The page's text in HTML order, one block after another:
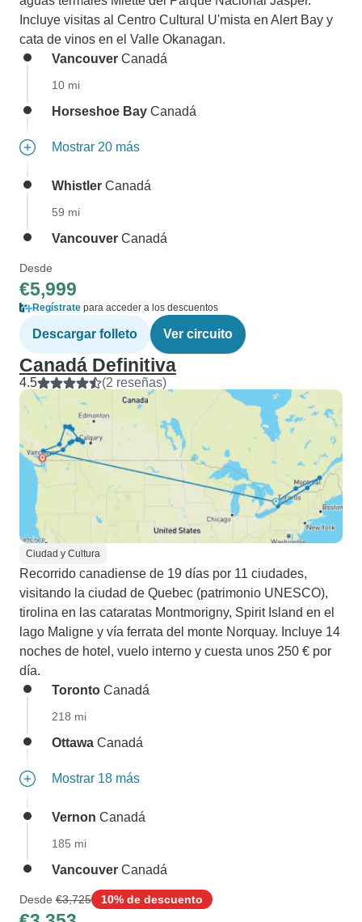
Incluye visitas al Centro Cultural U'mista en Alert Bay y
cata de vinos en el Valle Okanagan.
Vancouver Canadá
10 mi
Horseshoe Bay Canadá
Mostrar 20 más
Whistler Canadá
59 mi
Vancouver Canadá
Desde
€5,999
Regístrate para acceder a los descuentos
Descargar folleto Ver circuito
Canadá Definitiva
4.5 (2 reseñas)
Ciudad y Cultura
Recorrido canadiense de 19 días por 11 ciudades,
visitando la ciudad de Quebec (patrimonio UNESCO),
tirolina en las cataratas Montmorigny, Spirit Island en el
lago Maligne y vía ferrata del monte Norquay. Incluye 14
noches de hotel, vuelo interno y cuesta unos 250 € por
día.
Toronto Canadá
218 mi
Ottawa Canadá
Mostrar 18 más
Vernon Canadá
185 mi
Vancouver Canadá
Desde €3,725 10% de descuento